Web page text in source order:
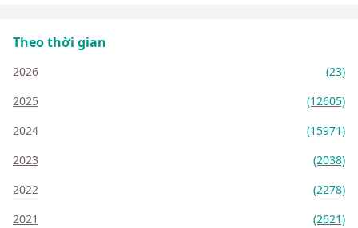
Theo thời gian
2026
(23)
2025
(12605)
2024
(15971)
2023
(2038)
2022
(2278)
2021
(2621)